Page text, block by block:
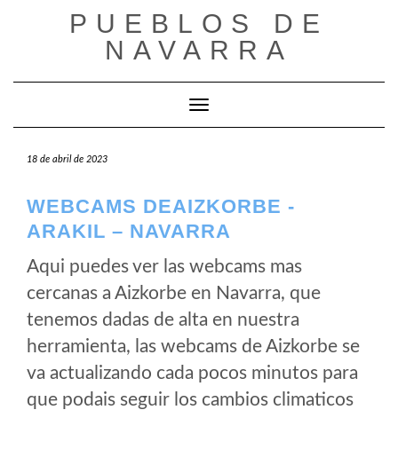
PUEBLOS DE
NAVARRA
Cambiar modo de navegación
18 de abril de 2023
WEBCAMS DEAIZKORBE -
ARAKIL – NAVARRA
Aqui puedes ver las webcams mas
cercanas a Aizkorbe en Navarra, que
tenemos dadas de alta en nuestra
herramienta, las webcams de Aizkorbe se
va actualizando cada pocos minutos para
que podais seguir los cambios climaticos